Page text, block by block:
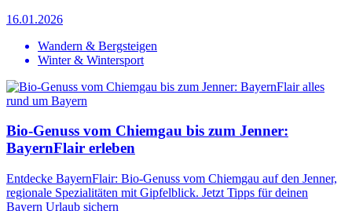
16.01.2026
Wandern & Bergsteigen
Winter & Wintersport
Bio-Genuss vom Chiemgau bis zum Jenner:
BayernFlair erleben
Entdecke BayernFlair: Bio-Genuss vom Chiemgau auf den Jenner,
regionale Spezialitäten mit Gipfelblick. Jetzt Tipps für deinen
Bayern Urlaub sichern